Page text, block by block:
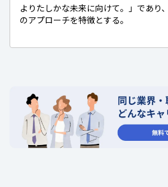
よりたしかな未来に向けて。」であり
のアプローチを特徴とする。